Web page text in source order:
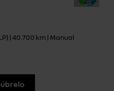
| 40.700 km | Manual